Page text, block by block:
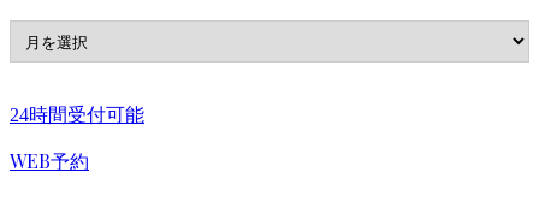
24時間受付可能
WEB予約